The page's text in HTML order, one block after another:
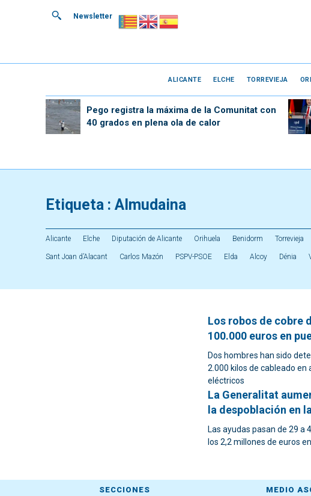
Newsletter
ALICANTE ELCHE TORREVIEJA
Pego registra la máxima de la Comunitat con
40 grados en plena ola de calor
Etiqueta : Almudaina
Alicante Elche Diputación de Alicante Orihuela Benidorm Torrevieja
Sant Joan d’Alacant Carlos Mazón PSPV-PSOE Elda Alcoy Dénia
Los robos de cobre
100.000 euros en
Dos hombres han sido
2.000 kilos de cableado
eléctricos
La Generalitat
la despoblación en
Las ayudas pasan de 29 a
los 2,2 millones de euros
SECCIONES MEDIO